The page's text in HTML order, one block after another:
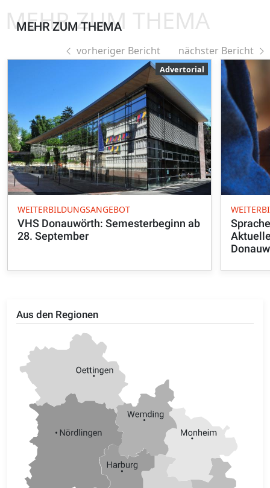
Aus den Regionen
MEHR ZUM THEMA
MEHR ZUM THEMA
vorheriger Bericht nächster Bericht
Advertorial
WEITERBILDUNGSANGEBOT
VHS Donauwörth: Semesterbeginn ab
28. September